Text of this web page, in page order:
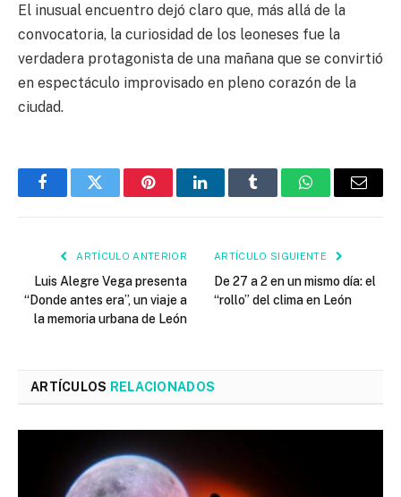
El inusual encuentro dejó claro que, más allá de la
convocatoria, la curiosidad de los leoneses fue la
verdadera protagonista de una mañana que se convirtió
en espectáculo improvisado en pleno corazón de la
ciudad.
FacebookTwitter PinterestLinkedInTumblr WhatsAppEmail
ARTÍCULO ANTERIOR
Luis Alegre Vega presenta
“Donde antes era”, un viaje a
la memoria urbana de León
ARTÍCULO SIGUIENTE
De 27 a 2 en un mismo día: el
“rollo” del clima en León
ARTÍCULOS RELACIONADOS